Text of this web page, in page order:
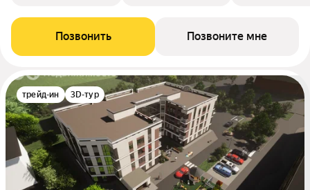
Позвонить Позвоните мне
трейд-ин 3D-тур